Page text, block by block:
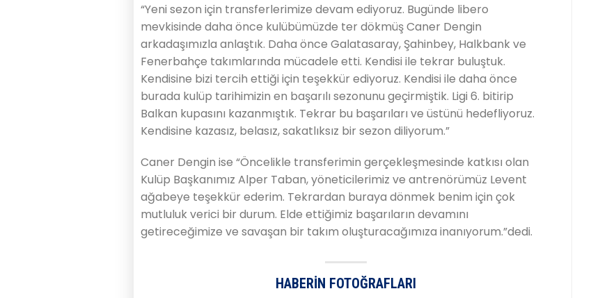
“Yeni sezon için transferlerimize devam ediyoruz. Bugünde libero
mevkisinde daha önce kulübümüzde ter dökmüş Caner Dengin
arkadaşımızla anlaştık. Daha önce Galatasaray, Şahinbey, Halkbank ve
Fenerbahçe takımlarında mücadele etti. Kendisi ile tekrar buluştuk.
Kendisine bizi tercih ettiği için teşekkür ediyoruz. Kendisi ile daha önce
burada kulüp tarihimizin en başarılı sezonunu geçirmiştik. Ligi 6. bitirip
Balkan kupasını kazanmıştık. Tekrar bu başarıları ve üstünü hedefliyoruz.
Kendisine kazasız, belasız, sakatlıksız bir sezon diliyorum.”
Caner Dengin ise “Öncelikle transferimin gerçekleşmesinde katkısı olan
Kulüp Başkanımız Alper Taban, yöneticilerimiz ve antrenörümüz Levent
ağabeye teşekkür ederim. Tekrardan buraya dönmek benim için çok
mutluluk verici bir durum. Elde ettiğimiz başarıların devamını
getireceğimize ve savaşan bir takım oluşturacağımıza inanıyorum.”dedi.
HABERIN FOTOĞRAFLARI